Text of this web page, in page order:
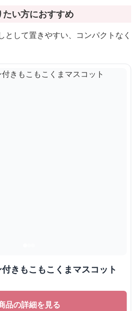
い方におすすめ
として置きやすい、コンパクトなく
きもこもこくまマスコット
品の詳細を見る